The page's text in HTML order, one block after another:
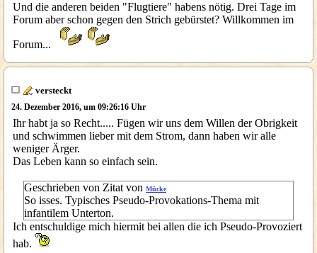
Und die anderen beiden "Flugtiere" habens nötig. Drei Tage im
Forum aber schon gegen den Strich gebürstet? Willkommen im
Forum...
versteckt
24. Dezember 2016, um 09:26:16 Uhr
Ihr habt ja so Recht..... Fügen wir uns dem Willen der Obrigkeit
und schwimmen lieber mit dem Strom, dann haben wir alle
weniger Ärger.
Das Leben kann so einfach sein.
Geschrieben von Zitat von Mücke
So isses. Typisches Pseudo-Provokations-Thema mit
infantilem Unterton.
Ich entschuldige mich hiermit bei allen die ich Pseudo-Provoziert
hab.